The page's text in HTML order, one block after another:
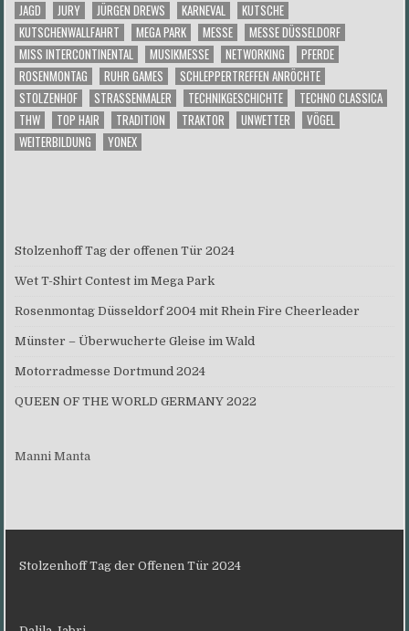
JAGD
JURY JÜRGEN DREWS KARNEVAL
KUTSCHE
KUTSCHENWALLFAHRT
MEGA PARK MESSE
MESSE DÜSSELDORF
MISS INTERCONTINENTAL
MUSIKMESSE NETWORKING
PFERDE
ROSENMONTAG
RUHR GAMES
SCHLEPPERTREFFEN ANRÖCHTE
STOLZENHOF
STRASSENMALER TECHNIKGESCHICHTE
TECHNO CLASSICA
THW
TOP HAIR TRADITION TRAKTOR UNWETTER
VÖGEL
WEITERBILDUNG
YONEX
Stolzenhoff Tag der offenen Tür 2024
Wet T-Shirt Contest im Mega Park
Rosenmontag Düsseldorf 2004 mit Rhein Fire Cheerleader
Münster – Überwucherte Gleise im Wald
Motorradmesse Dortmund 2024
QUEEN OF THE WORLD GERMANY 2022
Manni Manta
Stolzenhoff Tag der Offenen Tür 2024